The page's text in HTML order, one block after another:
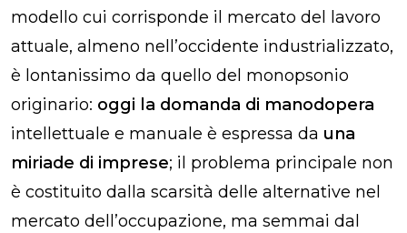
modello cui corrisponde il mercato del lavoro
attuale, almeno nell’occidente industrializzato,
è lontanissimo da quello del monopsonio
originario: oggi la domanda di manodopera
intellettuale e manuale è espressa da una
miriade di imprese; il problema principale non
è costituito dalla scarsità delle alternative nel
mercato dell’occupazione, ma semmai dal